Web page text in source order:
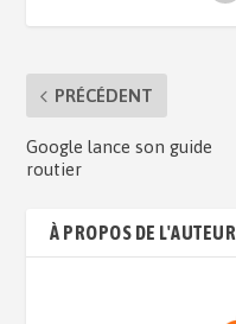
PRÉCÉDENT
Google lance son guide
routier
À PROPOS DE L'AUTEUR